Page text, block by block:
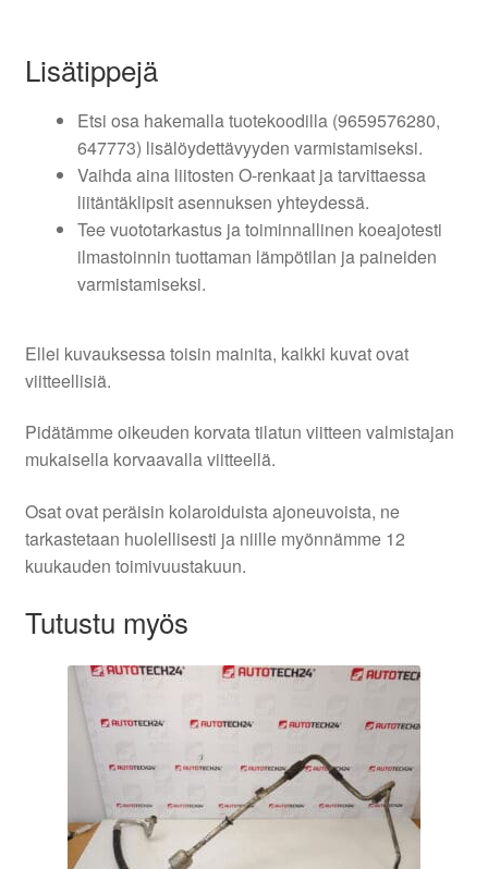
Lisätippejä
Etsi osa hakemalla tuotekoodilla (9659576280,
647773) lisälöydettävyyden varmistamiseksi.
Vaihda aina liitosten O-renkaat ja tarvittaessa
liitäntäklipsit asennuksen yhteydessä.
Tee vuototarkastus ja toiminnallinen koeajotesti
ilmastoinnin tuottaman lämpötilan ja paineiden
varmistamiseksi.
Ellei kuvauksessa toisin mainita, kaikki kuvat ovat
viitteellisiä.
Pidätämme oikeuden korvata tilatun viitteen valmistajan
mukaisella korvaavalla viitteellä.
Osat ovat peräisin kolaroiduista ajoneuvoista, ne
tarkastetaan huolellisesti ja niille myönnämme 12
kuukauden toimivuustakuun.
Tutustu myös